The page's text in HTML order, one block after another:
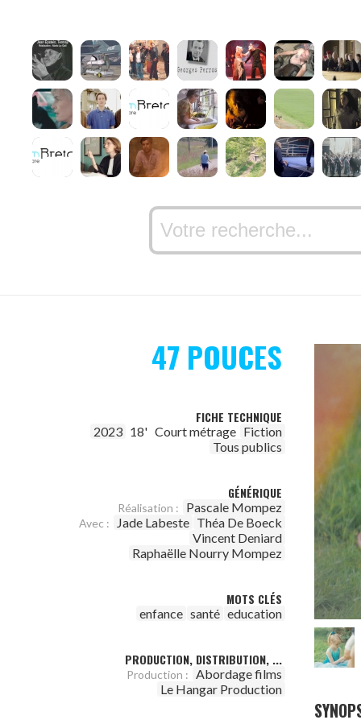
47 POUCES
FICHE TECHNIQUE
2023 18' Court métrage Fiction
Tous publics
GÉNÉRIQUE
Réalisation : Pascale Mompez
Avec : Jade Labeste Théa De Boeck
Vincent Deniard
Raphaëlle Nourry Mompez
MOTS CLÉS
enfance santé education
PRODUCTION, DISTRIBUTION, ...
Production : Abordage films
Le Hangar Production